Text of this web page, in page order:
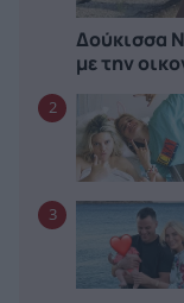
Δούκισσα
με την
2
3